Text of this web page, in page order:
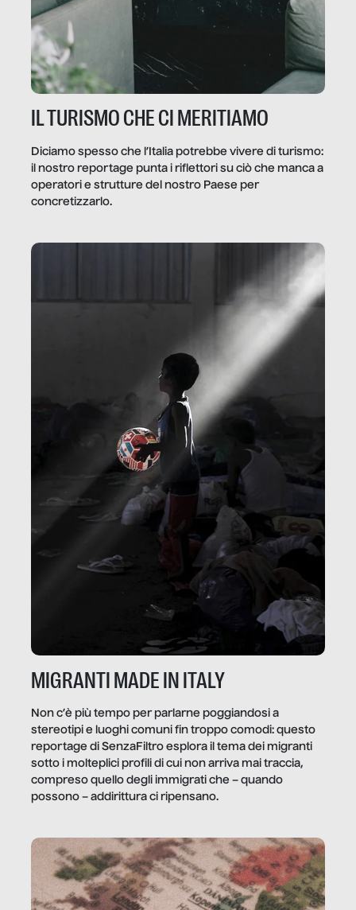
IL TURISMO CHE CI MERITIAMO
Diciamo spesso che l’Italia potrebbe vivere di turismo:
il nostro reportage punta i riflettori su ciò che manca a
operatori e strutture del nostro Paese per
concretizzarlo.
MIGRANTI MADE IN ITALY
Non c’è più tempo per parlarne poggiandosi a
stereotipi e luoghi comuni fin troppo comodi: questo
reportage di SenzaFiltro esplora il tema dei migranti
sotto i molteplici profili di cui non arriva mai traccia,
compreso quello degli immigrati che – quando
possono – addirittura ci ripensano.